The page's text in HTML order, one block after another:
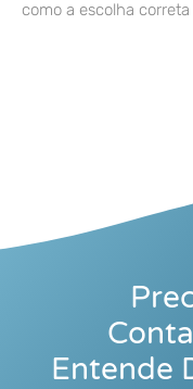
como a escolha
Entende